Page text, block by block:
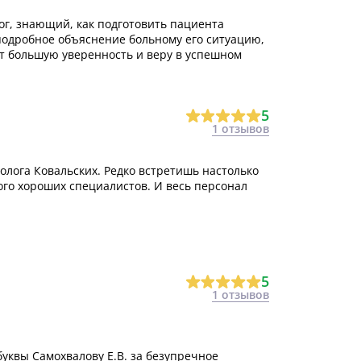
знающий, как подготовить пациента
объяснение больному его ситуацию,
большую уверенность и веру в успешном
5
1 отзывов
Ковальских. Редко встретишь настолько
хороших специалистов. И весь персонал
5
1 отзывов
Самохвалову Е.В. за безупречное